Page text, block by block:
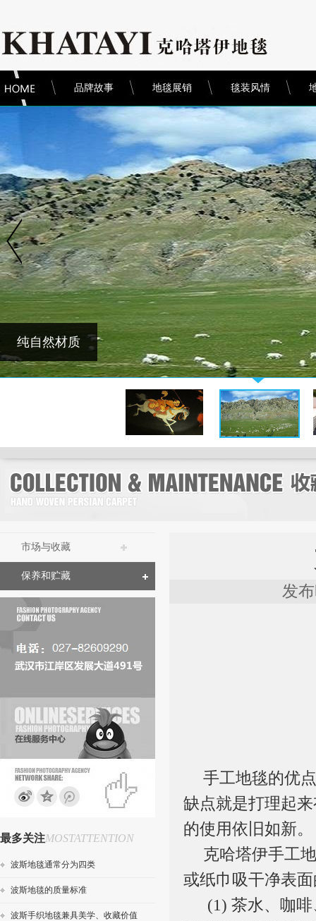
品牌故事 地毯展销 毯装风情
纯自然材质
市场与收藏
保养和贮藏
最多关注MOSTATTENTION
波斯地毯通常分为四类
波斯地毯的质量标准
波斯手织地毯兼具美学、收藏价值
发
手工地毯的优
缺点就是打理起
的使用依旧如新。
克哈塔伊手工
或纸巾吸干净表
(1) 茶水、咖